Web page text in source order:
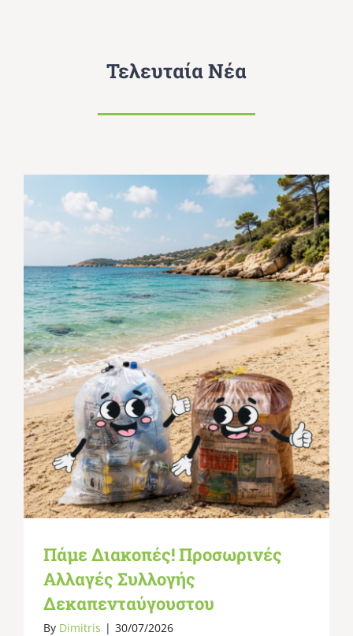
Τελευταία Νέα
Πάμε Διακοπές! Προσωρινές
Αλλαγές Συλλογής
Δεκαπενταύγουστου
By Dimitris | 30/07/2026